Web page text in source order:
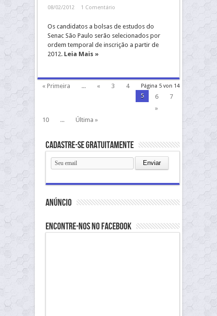
08/02/2012 1 Comentário
Os candidatos a bolsas de estudos do
Senac São Paulo serão selecionados por
ordem temporal de inscrição a partir de
2012. Leia Mais »
Página 5 von 14
« Primeira ... « 3
4
5
6
7
»
10
... Última »
Cadastre-se gratuitamente
anúncio
Encontre-nos no Facebook